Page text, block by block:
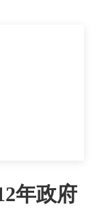
年政府